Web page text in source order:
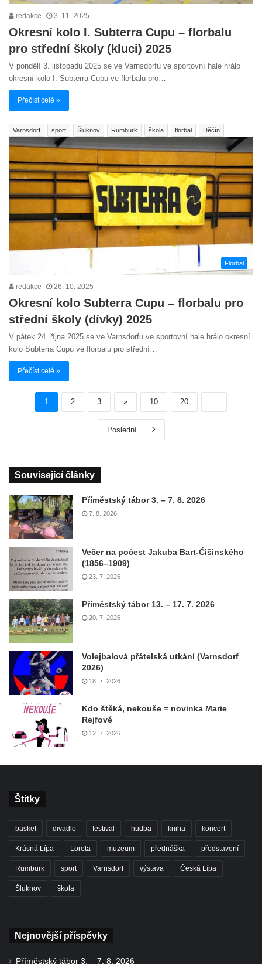
redakce 3. 11. 2025
Okresní kolo I. Subterra Cupu – florbalu
pro střední školy (kluci) 2025
V pondělí 3. listopadu 2025 se ve Varnsdorfu ve sportovní hale hrálo
okresní kolo I. Subterra Cupu ve florbalu pro…
Přečíst celé »
Varnsdorf sport Šluknov Rumburk škola florbal Děčín
Florbal
redakce 26. 10. 2025
Okresní kolo Subterra Cupu – florbalu pro
střední školy (dívky) 2025
V pátek 24. října 2025 se ve Varnsdorfu ve sportovní hale hrálo okresní
kolo Subterra Cupu ve florbalu pro střední…
Přečíst celé »
1 2 3 » 10 20
Poslední
Související články
Příměstský tábor 3. – 7. 8. 2026
7. 8. 2026
Večer na počest Jakuba Bart-Ćišinského
(1856–1909)
23. 7. 2026
Příměstský tábor 13. – 17. 7. 2026
20. 7. 2026
Volejbalová přátelská utkání (Varnsdorf
2026)
18. 7. 2026
Kdo štěká, nekouše = novinka Marie
Rejfové
12. 7. 2026
Štítky
basket divadlo festival hudba kniha koncert
Krásná Lípa Loreta muzeum přednáška představení
Rumburk sport Varnsdorf výstava Česká Lípa
Šluknov škola
Nejnovější příspěvky
Příměstský tábor 3. – 7. 8. 2026